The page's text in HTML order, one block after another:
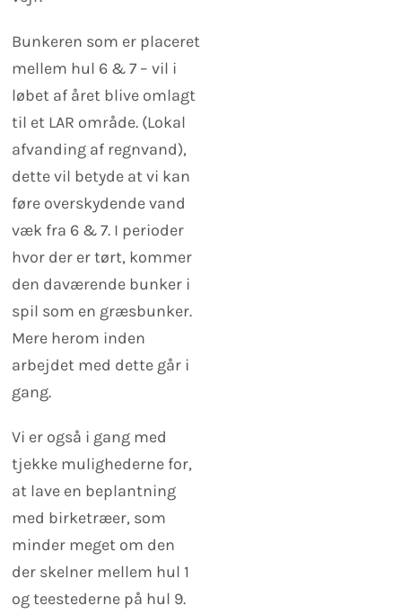
Bunkeren som er placeret
mellem hul 6 & 7 – vil i
løbet af året blive omlagt
til et LAR område. (Lokal
afvanding af regnvand),
dette vil betyde at vi kan
føre overskydende vand
væk fra 6 & 7. I perioder
hvor der er tørt, kommer
den daværende bunker i
spil som en græsbunker.
Mere herom inden
arbejdet med dette går i
gang.
Vi er også i gang med
tjekke mulighederne for,
at lave en beplantning
med birketræer, som
minder meget om den
der skelner mellem hul 1
og teestederne på hul 9.